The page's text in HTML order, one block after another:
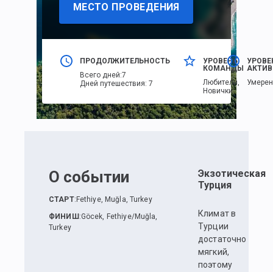
МЕСТО ПРОВЕДЕНИЯ
ПРОДОЛЖИТЕЛЬНОСТЬ
Всего дней:7
Дней путешествия:7
УРОВЕНЬ
КОМАНДЫ
Любители,
Новички
О событии
СТАРТ: Fethiye, Muğla, Turkey
ФИНИШ :Göcek, Fethiye/Muğla,
Turkey
Экзотическая
Турция
Климат в
Турции
достаточно
мягкий,
поэтому